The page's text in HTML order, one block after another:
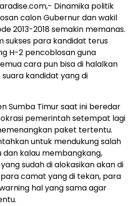
Dinamika politik
calon Gubernur dan wakil
2013-2018 semakin memanas.
sukses para kandidat terus
H-2 pencoblosan guna
cara pun bisa di halalkan
kandidat yang di
Sumba Timur saat ini beredar
pemerintah setempat lagi
paket tertentu.
untuk mendukung salah
kalau membangkang,
sudah di alokasikan akan di
camat yang di tekan, para
hal yang sama agar